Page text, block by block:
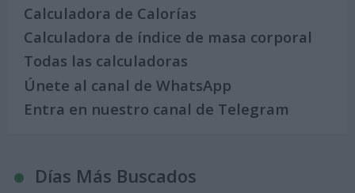
Calculadora de Calorías
Calculadora de índice de masa corporal
Todas las calculadoras
Únete al canal de WhatsApp
Entra en nuestro canal de Telegram
Días Más Buscados